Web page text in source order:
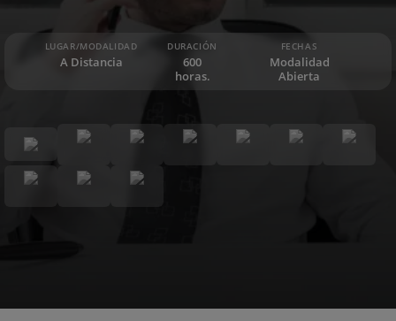
LUGAR/MODALIDAD
A Distancia
DURACIÓN
600
horas.
FECHAS
Modalidad
Abierta